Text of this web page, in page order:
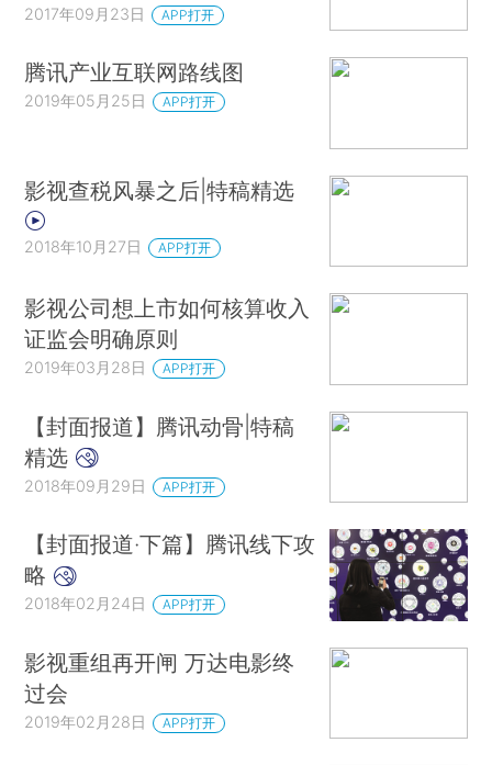
2017年09月23日 APP打开
腾讯产业互联网路线图
2019年05月25日 APP打开
影视查税风暴之后|特稿精选
2018年10月27日 APP打开
影视公司想上市如何核算收入
证监会明确原则
2019年03月28日 APP打开
【封面报道】腾讯动骨|特稿
精选
2018年09月29日 APP打开
【封面报道·下篇】腾讯线下攻
略
2018年02月24日 APP打开
影视重组再开闸 万达电影终
过会
2019年02月28日 APP打开